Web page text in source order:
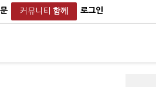
커뮤니티 함께 로그인